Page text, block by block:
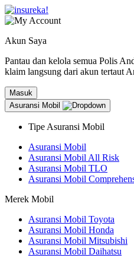
Akun Saya
Pantau dan kelola semua Polis
klaim langsung dari akun tertaut
Masuk
Asuransi Mobil
Tipe Asuransi Mobil
Asuransi Mobil
Asuransi Mobil All Risk
Asuransi Mobil TLO
Asuransi Mobil
Merek Mobil
Asuransi Mobil Toyota
Asuransi Mobil Honda
Asuransi Mobil Mitsubishi
Asuransi Mobil Daihatsu